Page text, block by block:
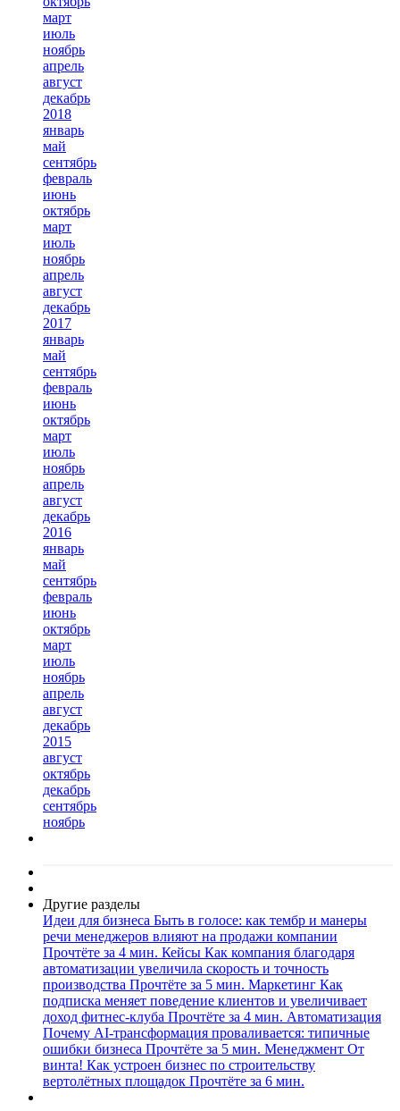
март
июль
ноябрь
апрель
август
декабрь
2018
январь
май
сентябрь
февраль
июнь
октябрь
март
июль
ноябрь
апрель
август
декабрь
2017
январь
май
сентябрь
февраль
июнь
октябрь
март
июль
ноябрь
апрель
август
декабрь
2016
январь
май
сентябрь
февраль
июнь
октябрь
март
июль
ноябрь
апрель
август
декабрь
2015
август
октябрь
декабрь
сентябрь
ноябрь
Другие разделы
Идеи для бизнеса Быть в голосе: как тембр и манеры
речи менеджеров влияют на продажи компании
Прочтёте за 4 мин. Кейсы Как компания благодаря
автоматизации увеличила скорость и точность
производства Прочтёте за 5 мин. Маркетинг Как
подписка меняет поведение клиентов и увеличивает
доход фитнес-клуба Прочтёте за 4 мин. Автоматизация
Почему AI-трансформация проваливается: типичные
ошибки бизнеса Прочтёте за 5 мин. Менеджмент От
винта! Как устроен бизнес по строительству
вертолётных площадок Прочтёте за 6 мин.